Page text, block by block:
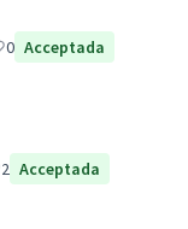
0 Acceptada
2 Acceptada